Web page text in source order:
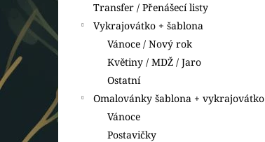
Transfer / Přenášecí listy
Vykrajovátko + šablona
Vánoce / Nový rok
Květiny / MDŽ / Jaro
Ostatní
Omalovánky šablona + vykrajovátko
Vánoce
Postavičky